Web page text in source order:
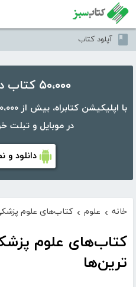
آپلود کتاب
۵۰،۰۰۰ کتاب در موبایل شما
در موبایل و تبلت
دانلود و
خانه › علوم › کتاب‌های علوم
کتاب‌های علوم
ترین‌ها